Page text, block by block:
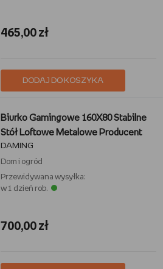
465,00 zł
DODAJ DO KOSZYKA
Biurko Gamingowe 160X80 Stabilne
Stół Loftowe Metalowe Producent
DAMING
Dom i ogród
Przewidywana wysyłka:
w 1 dzień rob.
700,00 zł